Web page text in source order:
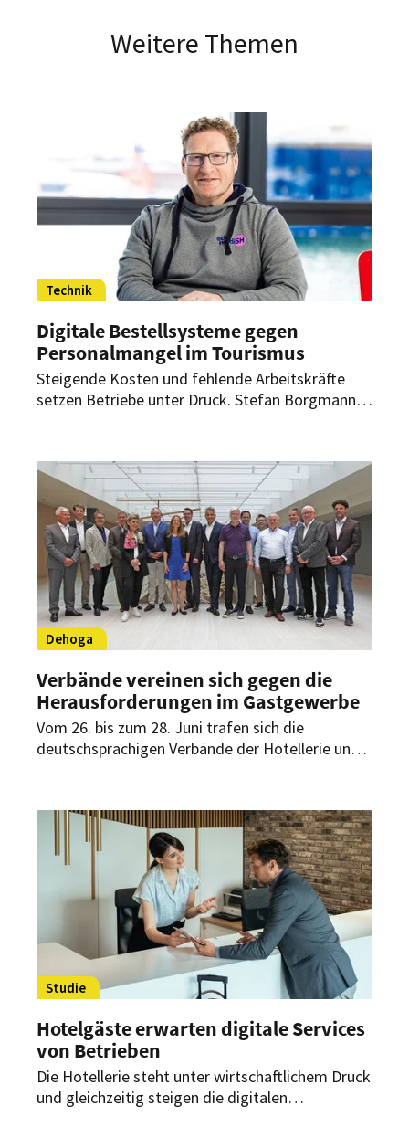
Weitere Themen
Technik
Digitale Bestellsysteme gegen
Personalmangel im Tourismus
Steigende Kosten und fehlende Arbeitskräfte
setzen Betriebe unter Druck. Stefan Borgmann,
stärkere Nebensaison als mögliche Ansätze.
Dehoga
Verbände vereinen sich gegen die
Herausforderungen im Gastgewerbe
Vom 26. bis zum 28. Juni trafen sich die
deutschsprachigen Verbände der Hotellerie und
Dabei hat sich gezeigt, dass sich die großen
Herausforderungen in den vergangenen Monaten
stark verändert haben.
Studie
Hotelgäste erwarten digitale Services
von Betrieben
Die Hotellerie steht unter wirtschaftlichem Druck
und gleichzeitig steigen die digitalen